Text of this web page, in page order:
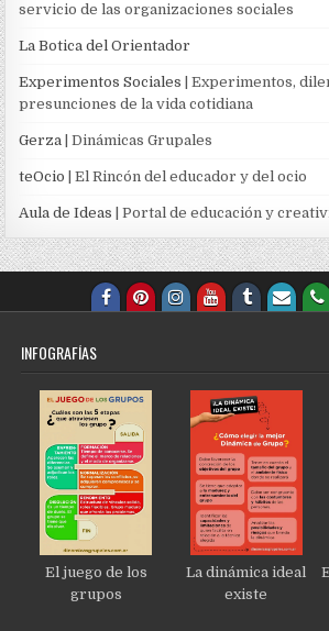
servicio de las organizaciones sociales
La Botica del Orientador
Experimentos Sociales | Experimentos,
presunciones de la vida cotidiana
Gerza | Dinámicas Grupales
teOcio | El Rincón del educador y del ocio
Aula de Ideas | Portal de educación y
INFOGRAFÍAS
El juego de los
grupos
La dinámica ideal
existe